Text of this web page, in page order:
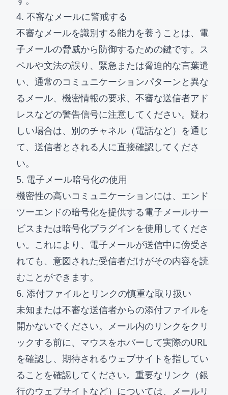
4. 不審なメールに警戒する
不審なメールを識別する能力を養うことは、電
子メールの脅威から防御するための鍵です。ス
ペルや文法の誤り、緊急または脅迫的な言葉遣
い、通常のコミュニケーションパターンと異な
るメール、機密情報の要求、不審な送信者アド
レスなどの警告信号に注意してください。疑わ
しい場合は、別のチャネル（電話など）を通じ
て、送信者とされる人に直接確認してくださ
い。
5. 電子メール暗号化の使用
機密性の高いコミュニケーションには、エンド
ツーエンドの暗号化を提供する電子メールサー
ビスまたは暗号化プラグインを使用してくださ
い。これにより、電子メールが送信中に傍受さ
れても、意図された受信者だけがその内容を読
むことができます。
6. 添付ファイルとリンクの慎重な取り扱い
未知または不審な送信者からの添付ファイルを
開かないでください。メール内のリンクをクリ
ックする前に、マウスをホバーして実際のURL
を確認し、期待されるウェブサイトを指してい
ることを確認してください。重要なリンク（銀
行のウェブサイトなど）については、メールリ